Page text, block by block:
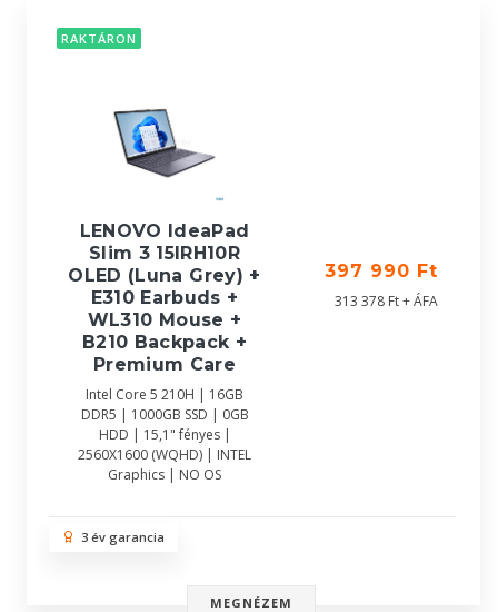
RAKTÁRON
LENOVO IdeaPad
Slim 3 15IRH10R
OLED (Luna Grey) +
E310 Earbuds +
WL310 Mouse +
B210 Backpack +
Premium Care
Intel Core 5 210H | 16GB
DDR5 | 1000GB SSD | 0GB
HDD | 15,1" fényes |
2560X1600 (WQHD) | INTEL
Graphics | NO OS
397 990 Ft
313 378 Ft + ÁFA
3 év garancia
MEGNÉZEM